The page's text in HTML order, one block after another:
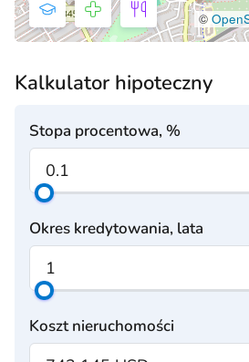
©
Kalkulator hipoteczny
Stopa procentowa, %
Okres kredytowania, lata
Koszt nieruchomości